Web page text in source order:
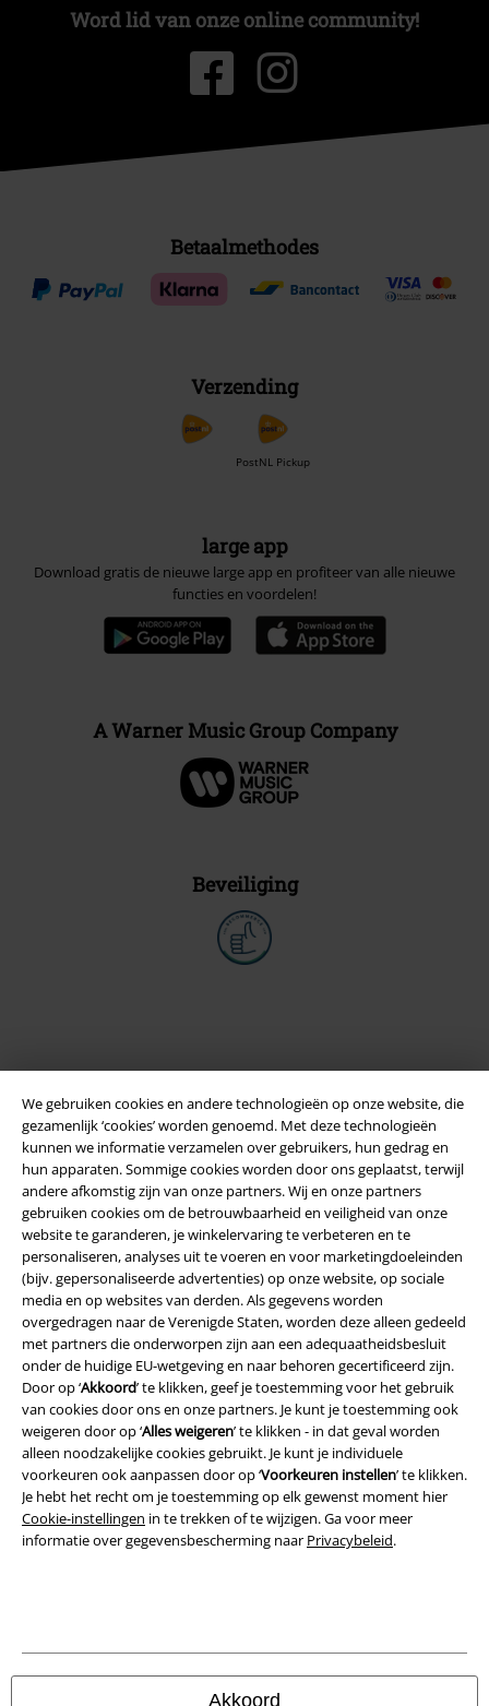
We gebruiken cookies en andere technologieën op onze website, die
gezamenlijk ‘cookies’ worden genoemd. Met deze technologieën
kunnen we informatie verzamelen over gebruikers, hun gedrag en
hun apparaten. Sommige cookies worden door ons geplaatst, terwijl
andere afkomstig zijn van onze partners. Wij en onze partners
gebruiken cookies om de betrouwbaarheid en veiligheid van onze
website te garanderen, je winkelervaring te verbeteren en te
personaliseren, analyses uit te voeren en voor marketingdoeleinden
(bijv. gepersonaliseerde advertenties) op onze website, op sociale
media en op websites van derden. Als gegevens worden
overgedragen naar de Verenigde Staten, worden deze alleen gedeeld
met partners die onderworpen zijn aan een adequaatheidsbesluit
onder de huidige EU-wetgeving en naar behoren gecertificeerd zijn.
Door op ‘Akkoord’ te klikken, geef je toestemming voor het gebruik
van cookies door ons en onze partners. Je kunt je toestemming ook
weigeren door op ‘Alles weigeren’ te klikken - in dat geval worden
alleen noodzakelijke cookies gebruikt. Je kunt je individuele
voorkeuren ook aanpassen door op ‘Voorkeuren instellen’ te klikken.
Je hebt het recht om je toestemming op elk gewenst moment hier
Cookie-instellingen in te trekken of te wijzigen. Ga voor meer
informatie over gegevensbescherming naar Privacybeleid.
Akkoord
Word lid van onze online community!
Betaalmethodes
Verzending
PostNL Pickup
large app
Download gratis de nieuwe large app en profiteer van alle nieuwe
functies en voordelen!
A Warner Music Group Company
Beveiliging
Legal
Algemene Voorwaarden
Bedrijfsgegevens
Privacyverklaring
Verklaring van conformiteit
Informatie over toegankelijkheid
Cookie-instellingen
Annuleer bestelling